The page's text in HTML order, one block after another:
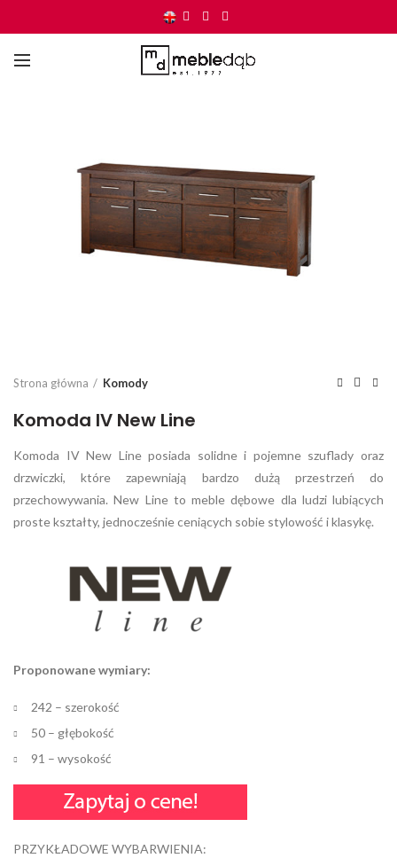
Strona główna Komody
Komoda IV New Line
Komoda IV New Line posiada solidne i pojemne szuflady oraz
drzwiczki, które zapewniają bardzo dużą przestrzeń do
przechowywania. New Line to meble dębowe dla ludzi lubiących
proste kształty, jednocześnie ceniących sobie stylowość i klasykę.
Proponowane wymiary:
242 – szerokość
50 – głębokość
91 – wysokość
PRZYKŁADOWE WYBARWIENIA: